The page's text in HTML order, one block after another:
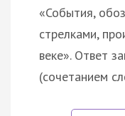
«События,
стрелками,
веке». Ответ
(сочетанием